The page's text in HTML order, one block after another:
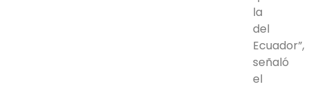
la
del
Ecuador”,
señaló
el